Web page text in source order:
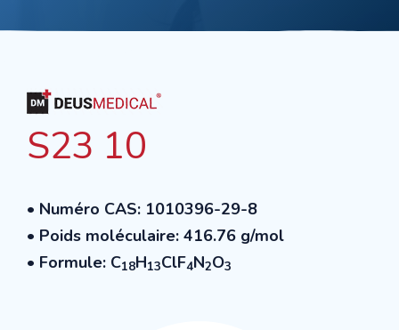
S23 10
• Numéro CAS: 1010396-29-8
• Poids moléculaire: 416.76 g/mol
• Formule: C18H13ClF4N2O3